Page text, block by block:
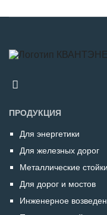
ПРОДУКЦИЯ
Для энергетики
Для железных дорог
Металлические
Для дорог и мостов
Инженерное